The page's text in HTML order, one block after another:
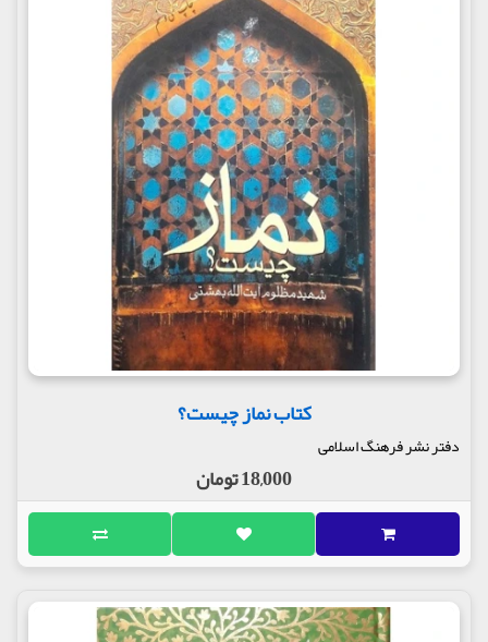
کتاب نماز چیست؟
دفتر نشر فرهنگ اسلامی
18,000 تومان